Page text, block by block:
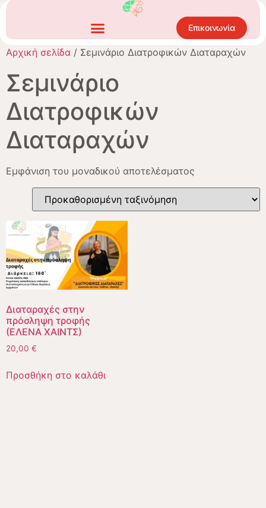
Επικοινωνία
Αρχική σελίδα / Σεμινάριο Διατροφικών Διαταραχών
Σεμινάριο
Διατροφικών
Διαταραχών
Εμφάνιση του μοναδικού αποτελέσματος
Διαταραχές στην
πρόσληψη τροφής
(ΕΛΕΝΑ ΧΑΙΝΤΣ)
20,00 €
Προσθήκη στο καλάθι